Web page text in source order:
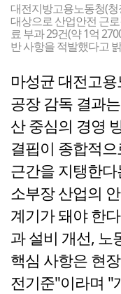
대전지방고용노동청(
대상으로 산업안전 근
료 부과 29건(약 1억
반 사항을 적발했다고
마성균 대전고
공장 감독 결과
산 중심의 경영
결핍이 종합적
근간을 지탱한
소부장 산업의
계기가 돼야 한
과 설비 개선, 노
핵심 사항은 현
전기준"이라며 "